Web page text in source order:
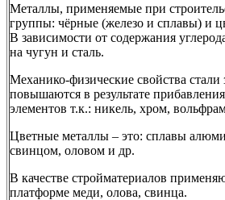
Металлы, применяемые при
группы: чёрные (железо и сплавы) и
В зависимости от содержания
на чугун и сталь.
Механико-физические свойства стали
повышаются в результате
элементов т.к.: никель, хром,
Цветные металлы – это: сплавы
свинцом, оловом и др.
В качестве стройматериалов
платформе меди, олова, свинца.